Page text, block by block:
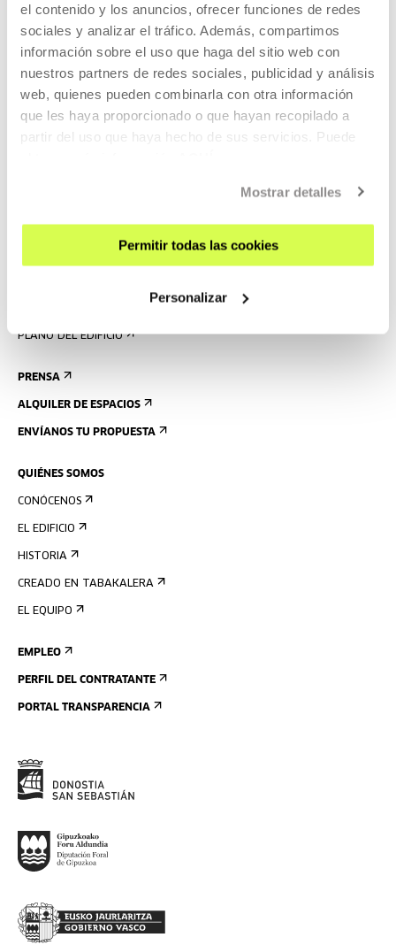
el contenido y los anuncios, ofrecer funciones de redes
sociales y analizar el tráfico. Además, compartimos
información sobre el uso que haga del sitio web con
nuestros partners de redes sociales, publicidad y análisis
web, quienes pueden combinarla con otra información
que les haya proporcionado o que hayan recopilado a
partir del uso que haya hecho de sus servicios. Puede
Mostrar detalles
Permitir todas las cookies
Personalizar
REGÍSTRATE AL BOLETÍN
AGENDA
VISITAS GUIADAS
PLANO DEL EDIFICIO
PRENSA
ALQUILER DE ESPACIOS
ENVÍANOS TU PROPUESTA
QUIÉNES SOMOS
CONÓCENOS
EL EDIFICIO
HISTORIA
CREADO EN TABAKALERA
EL EQUIPO
EMPLEO
PERFIL DEL CONTRATANTE
PORTAL TRANSPARENCIA